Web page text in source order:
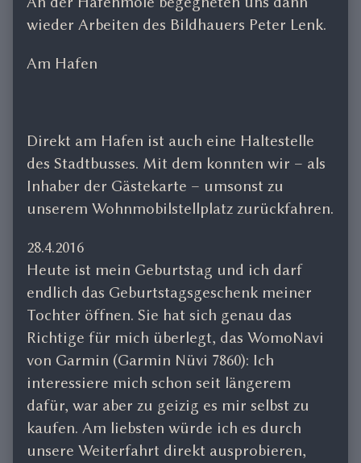
wieder Arbeiten des Bildhauers Peter Lenk.
Am Hafen
Direkt am Hafen ist auch eine Haltestelle
des Stadtbusses. Mit dem konnten wir – als
Inhaber der Gästekarte – umsonst zu
unserem Wohnmobilstellplatz zurückfahren.
28.4.2016
Heute ist mein Geburtstag und ich darf
endlich das Geburtstagsgeschenk meiner
Tochter öffnen. Sie hat sich genau das
Richtige für mich überlegt, das WomoNavi
von Garmin (Garmin Nüvi 7860): Ich
interessiere mich schon seit längerem
dafür, war aber zu geizig es mir selbst zu
kaufen. Am liebsten würde ich es durch
unsere Weiterfahrt direkt ausprobieren,